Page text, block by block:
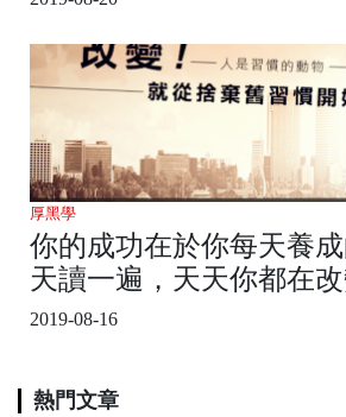
厚黑學
你的成功在於你每天養
天讀一遍，天天你都在改
2019-08-16
熱門文章